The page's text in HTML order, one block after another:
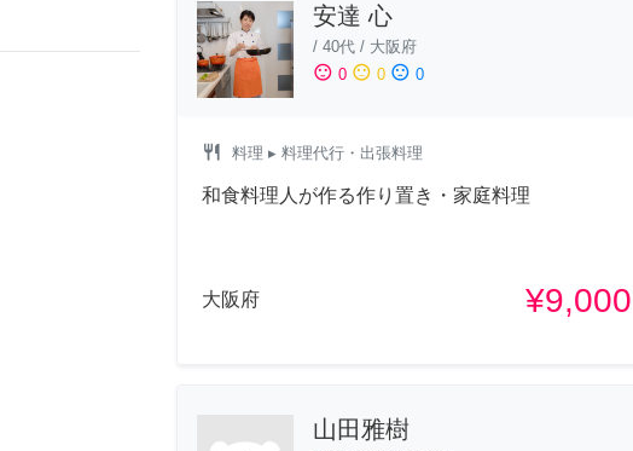
安達 心
/ 40代 / 大阪府
sentiment_satisfied 0 sentiment_neutral 0 sentiment_dissatisfied 0
restaurant 料理 ▸ 料理代行・出張料理
和食料理人が作る作り置き・家庭料理
大阪府 ¥9,000
山田雅樹